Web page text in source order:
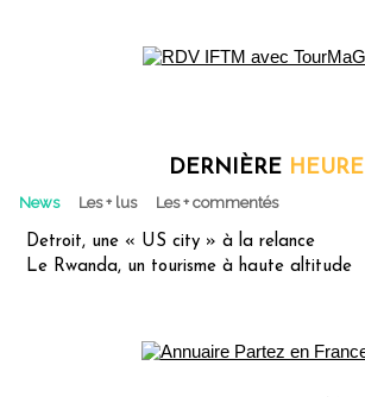
DERNIÈRE HEURE
News Les + lus Les + commentés
Detroit, une « US city » à la relance
Le Rwanda, un tourisme à haute altitude